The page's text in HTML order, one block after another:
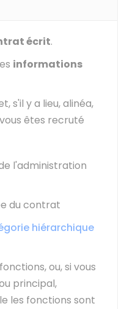
écrit.
informations
s'il y a lieu, alinéa,
êtes recruté
l'administration
du contrat
hiérarchique
ou, si vous
principal,
les fonctions sont